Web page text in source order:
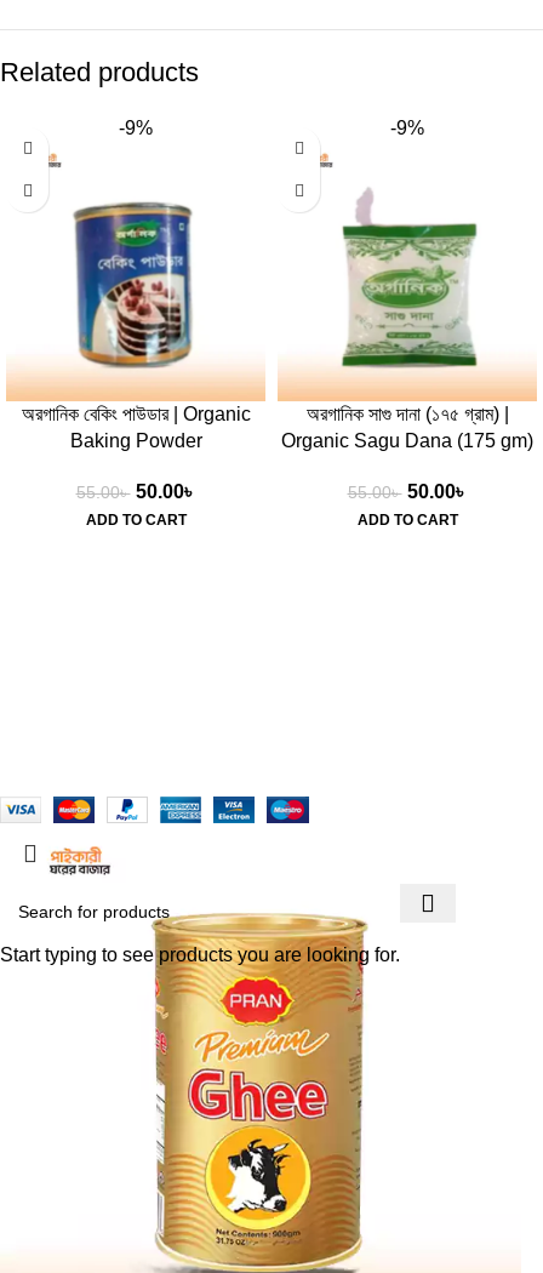
Related products
-9%
অরগানিক বেকিং পাউডার | Organic
Baking Powder
55.00৳ 50.00৳
ADD TO CART
-9%
অরগানিক সাগু দানা (১৭৫ গ্রাম) |
Organic Sagu Dana (175 gm)
55.00৳ 50.00৳
ADD TO CART
Start typing to see products you are looking for.